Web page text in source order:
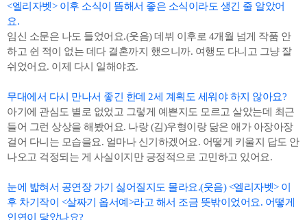
<엘리자벳> 이후 소식이 뜸해서 좋은 소식이라도 생긴 줄 알았어
요.
임신 소문은 나도 들었어요.(웃음) 데뷔 이후로 4개월 넘게 작품 안
하고 쉰 적이 없는 데다 결혼까지 했으니까. 여행도 다니고 그냥 잘
쉬었어요. 이제 다시 일해야죠.
무대에서 다시 만나서 좋긴 한데 2세 계획도 세워야 하지 않아요?
아기에 관심도 별로 없었고 그렇게 예쁜지도 모르고 살았는데 최근
들어 그런 상상을 해봤어요. 나랑 (김)우형이랑 닮은 애가 아장아장
걸어 다니는 모습을요. 얼마나 신기하겠어요. 어떻게 키울지 답도 안
나오고 걱정되는 게 사실이지만 긍정적으로 고민하고 있어요.
눈에 밟혀서 공연장 가기 싫어질지도 몰라요.(웃음) <엘리자벳> 이
후 차기작이 <살짜기 옵서예>라고 해서 조금 뜻밖이었어요. 어떻게
인연이 닿았나요?